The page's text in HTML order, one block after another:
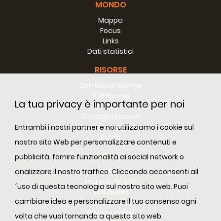
La tua privacy è importante per noi
Entrambi i nostri partner e noi utilizziamo i cookie sul
nostro sito Web per personalizzare contenuti e
pubblicità, fornire funzionalità ai social network o
analizzare il nostro traffico. Cliccando acconsenti all
´uso di questa tecnologia sul nostro sito web. Puoi
cambiare idea e personalizzare il tuo consenso ogni
volta che vuoi tornando a questo sito web.
L’associazione aiuta un buon numero di
giovani che non riescono o non hanno
opportunità di inserirsi nella società o sono
a rischio di molteplici dipendenze. Ogni
giorno circa 100 giovani trovano qui il
proprio posto per studiare, per la
l’anno scolastico, e anche nel periodo delle
Lo scopo di SALTROM e’ il servizio verso i
ragazzi e giovani più bisognosi attraverso
l’attività preventiva. Essa assume varie
forme e precisamente iniziare e condurre
l’opera di risocializzazione, riabilitazione,
educazione, sostegno e sviluppo
dell’attività artistica, e anche la pastorale
MONDO
Mappa
Focus
Links
Dati statistici
RISORSE
RM Risorse
Biblioteca Digitale
E-sdb
INFO
ANS
Mappa del Sito
SDB Guida
Cookie Policy
Privacy Policy